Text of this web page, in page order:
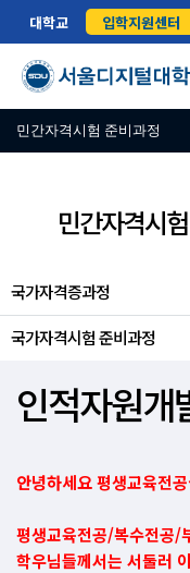
대학교 입학지원센터
민간자격시험 준비과정
민간자격시
국가자격증과정
국가자격시험 준비과정
인적자원개
안녕하세요 평생교육전
평생교육전공/복수전공/
학우님들께서는 서둘러